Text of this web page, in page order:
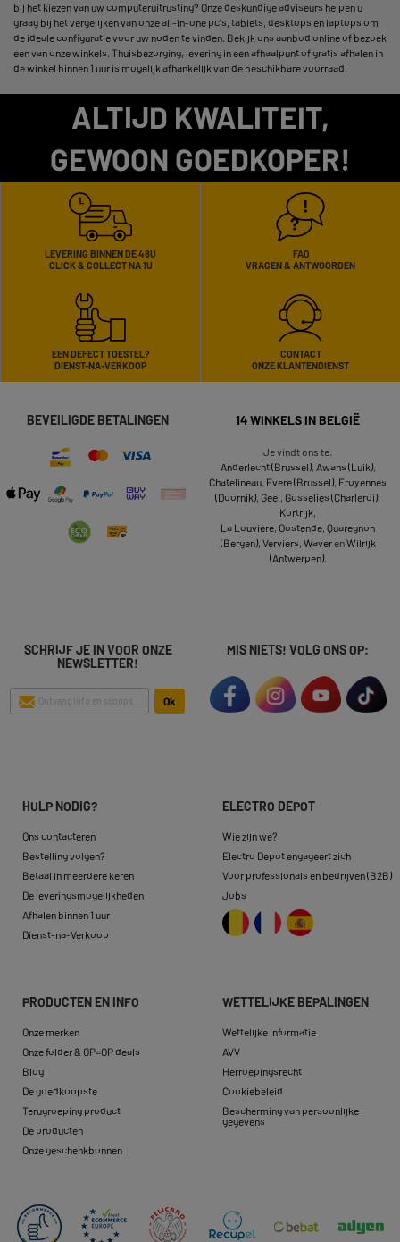
bij het kiezen van uw computeruitrusting? Onze deskundige adviseurs helpen u
graag bij het vergelijken van onze all-in-one pc's, tablets, desktops en laptops om
de ideale configuratie voor uw noden te vinden. Bekijk ons aanbod online of bezoek
een van onze winkels. Thuisbezorging, levering in een afhaalpunt of gratis afhalen in
de winkel binnen 1 uur is mogelijk afhankelijk van de beschikbare voorraad.
ALTIJD KWALITEIT,
GEWOON GOEDKOPER!
LEVERING BINNEN DE 48U
CLICK & COLLECT NA 1U
FAQ
VRAGEN & ANTWOORDEN
EEN DEFECT TOESTEL?
DIENST-NA-VERKOOP
CONTACT
ONZE KLANTENDIENST
BEVEILIGDE BETALINGEN 14 WINKELS IN BELGIË
Je vindt ons te:
Anderlecht (Brussel), Awans (Luik),
Chatelineau Evere (Brussel) Froyennes
(Doornik) Geel Gosselies (Charleroi)
Kortrijk
La Louvière Oostende Quaregnon
(Bergen), Verviers WaverenWilrijk
(Antwerpen).
SCHRIJF JE IN VOOR ONZE
NEWSLETTER!
Ok
MIS NIETS! VOLG ONS OP:
HULP NODIG?
Ons contacteren
Bestelling volgen?
Betaal in meerdere keren
De leveringsmogelijkheden
Afhalen binnen 1 uur
Dienst-na-Verkoop
ELECTRO DEPOT
Wie zijn we?
Electro Depot engageert zich
Voor professionals en bedrijven (B2B)
Jobs
PRODUCTEN EN INFO
Onze merken
Onze folder & OP=OP deals
Blog
De goedkoopste
Terugroeping product
De producten
Onze geschenkbonnen
WETTELIJKE BEPALINGEN
Wettelijke informatie
AVV
Herroepingsrecht
Cookiebeleid
Bescherming van persoonlijke
gegevens